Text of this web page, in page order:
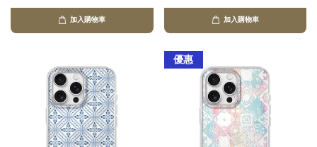
加入購物車 加入購物車
優惠